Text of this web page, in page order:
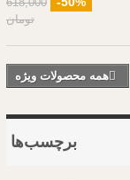
تومان
همه محصولات ویژه
برچسب‌ها